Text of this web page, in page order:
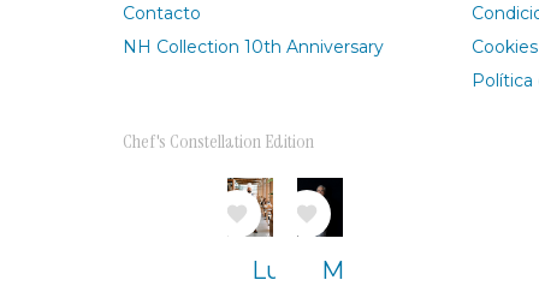
Contacto
NH Collection 10th Anniversary
Chef's Constellation Edition
Image
Luciano
Image
Mikel
Cookies
Política